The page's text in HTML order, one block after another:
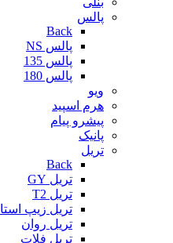
پالس
Back
پالس NS
پالس 135
پالس 180
ویو
هرم اسپید
پیشرو پیام
پانیک
تریل
Back
تریل GY
تریل T2
تریل زیپ
تریل روان
تریل فلات